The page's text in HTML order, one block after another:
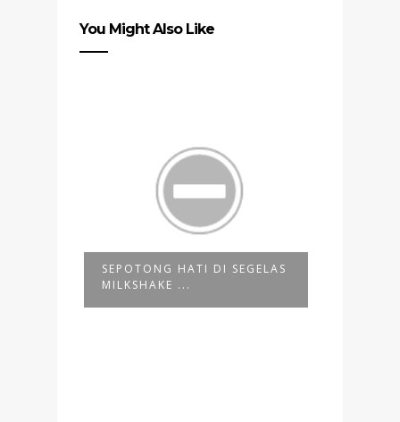
You Might Also Like
SEPOTONG HATI DI SEGELAS
MILKSHAKE ...